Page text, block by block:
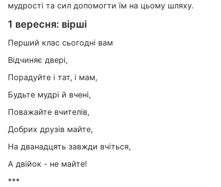
мудрості та сил допомогти їм на цьому шляху.
1 вересня: вірші
Перший клас сьогодні вам
Відчиняє двері,
Порадуйте і тат, і мам,
Будьте мудрі й вчені,
Поважайте вчителів,
Добрих друзів майте,
На дванадцять завжди вчіться,
А двійок - не майте!
***